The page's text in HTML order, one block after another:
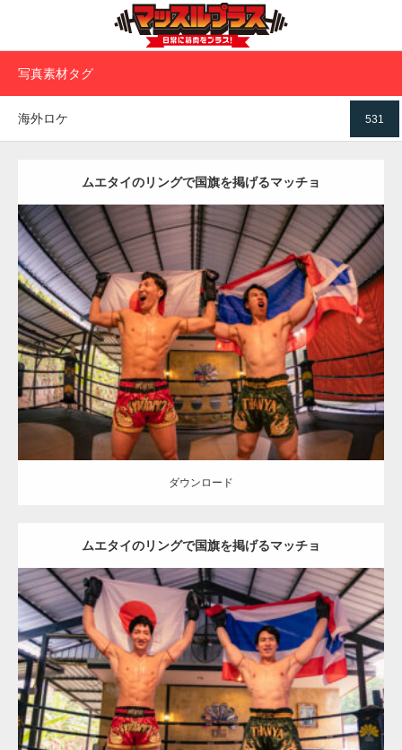
写真素材タグ
531
海外ロケ
ムエタイのリングで国旗を掲げるマッチョ
Update: 2023.09.8
Category: ムエタイのマッチョ in チェンマイ(タイ) オレンジの人
AKIHITO(細マッチョ) SOSUKE 腹筋 チェンマイ(タイ)
ダウンロード
ダウンロード
ムエタイのリングで国旗を掲げるマッチョ
Update:2023.09.8
Category:ムエタイのマッチョ in チェンマイ(タイ) オレンジの人
AKIHITO(細マッチョ) SOSUKE 腹筋 チェンマイ(タイ)
ダウンロード